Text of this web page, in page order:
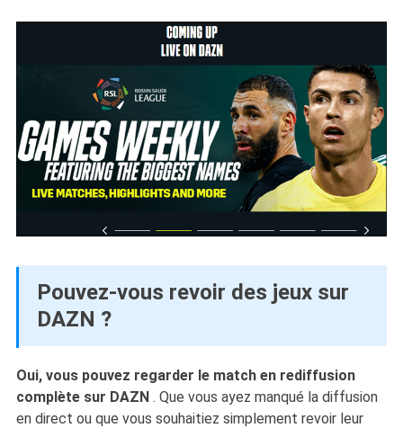
Pouvez-vous revoir des jeux sur
DAZN ?
Oui, vous pouvez regarder le match en rediffusion
complète sur DAZN. Que vous ayez manqué la diffusion
en direct ou que vous souhaitiez simplement revoir leur